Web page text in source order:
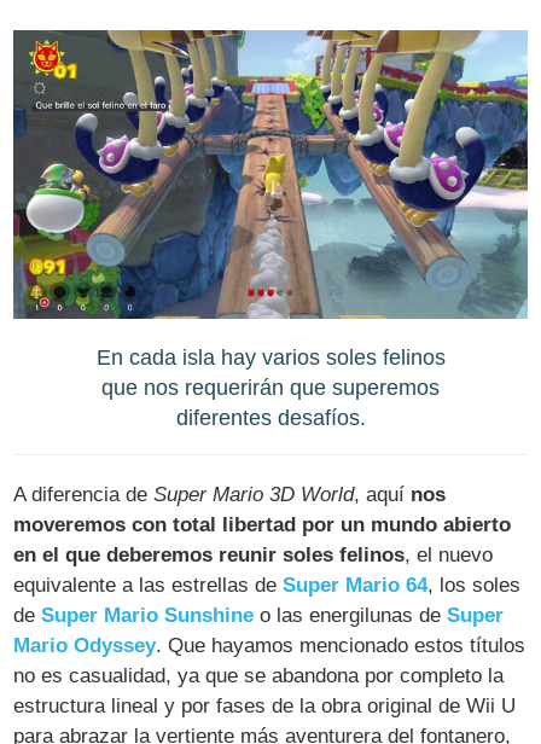
En cada isla hay varios soles felinos
que nos requerirán que superemos
diferentes desafíos.
A diferencia deSuper Mario 3D World, aquí nos
moveremos con total libertad por un mundo abierto
en el que deberemos reunir soles felinos, el nuevo
equivalente a las estrellas deSuper Mario 64, los soles
deSuper Mario Sunshine o las energilunas deSuper
Mario Odyssey. Que hayamos mencionado estos títulos
no es casualidad, ya que se abandona por completo la
estructura lineal y por fases de la obra original de Wii U
para abrazar la vertiente más aventurera del fontanero,